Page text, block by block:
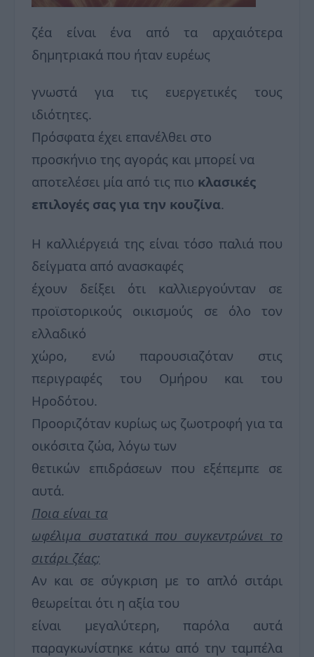
ζέα είναι ένα από τα αρχαιότερα
δημητριακά που ήταν ευρέως
γνωστά για τις ευεργετικές τους
ιδιότητες.
Πρόσφατα έχει επανέλθει στο
προσκήνιο της αγοράς και μπορεί να
αποτελέσει μία από τις πιο κλασικές
επιλογές σας για την κουζίνα.
Η καλλιέργειά της είναι τόσο παλιά που
δείγματα από ανασκαφές
έχουν δείξει ότι καλλιεργούνταν σε
προϊστορικούς οικισμούς σε όλο τον
ελλαδικό
χώρο, ενώ παρουσιαζόταν στις
περιγραφές του Ομήρου και του
Ηροδότου.
Προοριζόταν κυρίως ως ζωοτροφή για τα
οικόσιτα ζώα, λόγω των
θετικών επιδράσεων που εξέπεμπε σε
αυτά.
Ποια είναι τα
ωφέλιμα συστατικά που συγκεντρώνει το
σιτάρι ζέας;
Αν και σε σύγκριση με το απλό σιτάρι
θεωρείται ότι η αξία του
είναι μεγαλύτερη, παρόλα αυτά
παραγκωνίστηκε κάτω από την ταμπέλα